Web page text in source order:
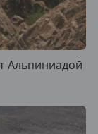
Альпиниадой